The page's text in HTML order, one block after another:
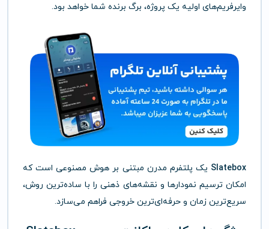
وایرفریم‌های اولیه یک پروژه، برگ برنده شما خواهد بود.
Slatebox یک پلتفرم مدرن مبتنی بر هوش مصنوعی است که
امکان ترسیم نمودارها و نقشه‌های ذهنی را با ساده‌ترین روش،
سریع‌ترین زمان و حرفه‌ای‌ترین خروجی فراهم می‌سازد.